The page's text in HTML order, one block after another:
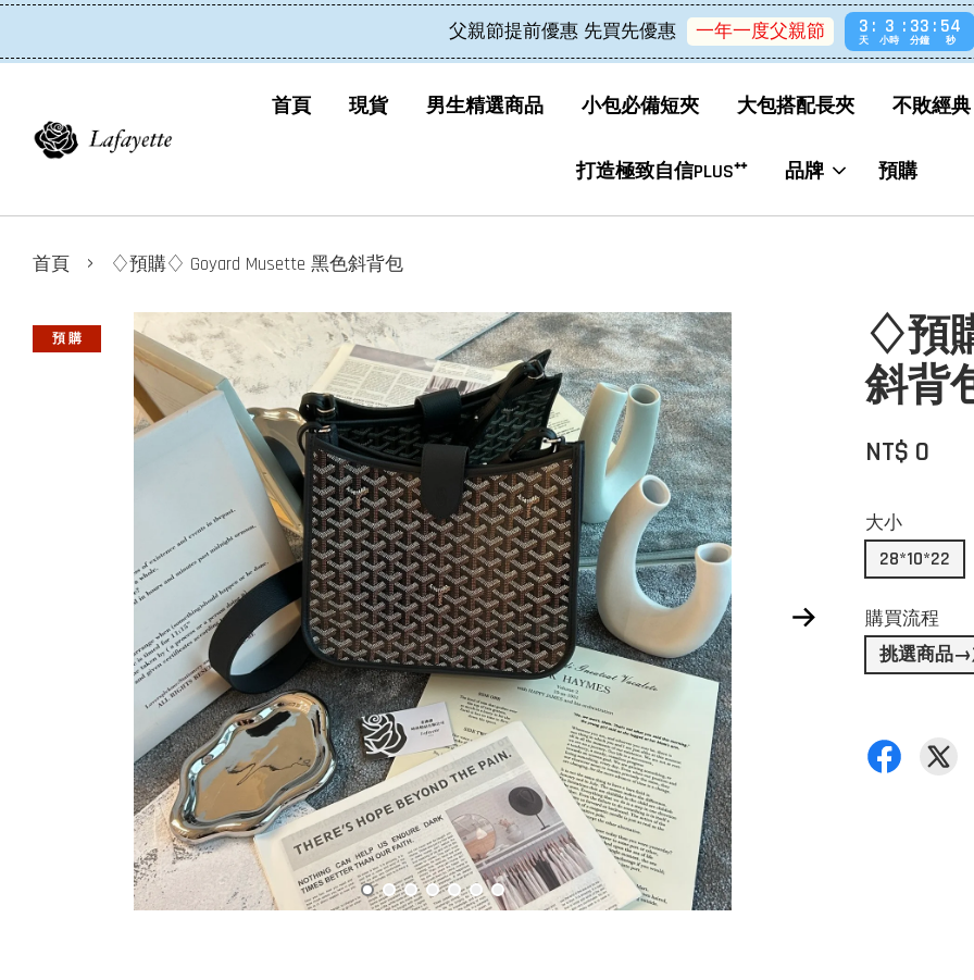
父親節提前優惠 先買先優惠 一年一度父親節 3
天
3
小時
33
分鐘
53
秒
首頁 現貨 男生精選商品 小包必備短夾 大包搭配長夾 不敗經
打造極致自信PLUS⁺⁺ 品牌 預購
首頁 › ♢預購♢ Goyard Musette 黑色斜背包
預 購
♢預
斜背
NT$ 0
大小
28*10*22
購買流程
挑選商品→